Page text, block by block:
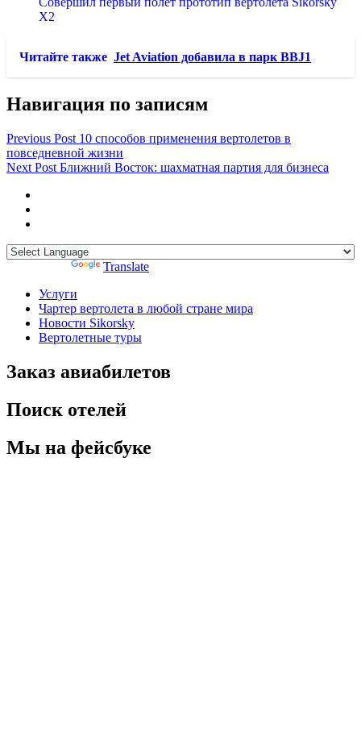
X2
Читайте также Jet Aviation добавила в парк BBJ1
Навигация по записям
Previous Post 10 способов применения вертолетов в
повседневной жизни
Next Post Ближний Восток: шахматная партия для бизнеса
Translate
Услуги
Чартер вертолета в любой стране мира
Новости Sikorsky
Вертолетные туры
Заказ авиабилетов
Поиск отелей
Мы на фейсбуке